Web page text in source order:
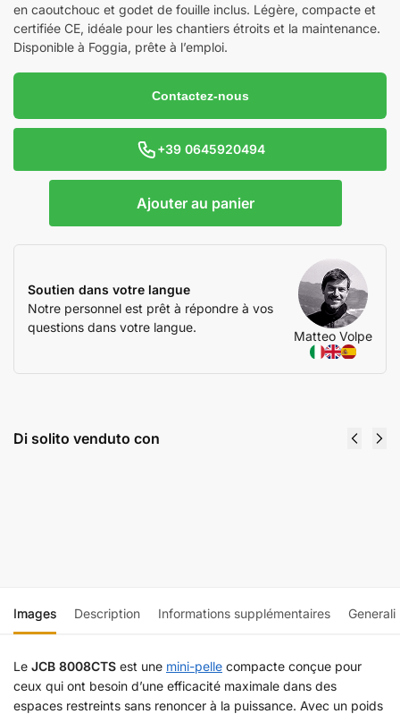
en caoutchouc et godet de fouille inclus. Légère, compacte et
certifiée CE, idéale pour les chantiers étroits et la maintenance.
Disponible à Foggia, prête à l’emploi.
Contactez-nous
+39 0645920494
Ajouter au panier
Soutien dans votre langue
Notre personnel est prêt à répondre à vos
questions dans votre langue.
Matteo Volpe
Di solito venduto con
Images Description Informations supplémentaires Generali
Le JCB 8008CTS est une mini-pelle compacte conçue pour
ceux qui ont besoin d’une efficacité maximale dans des
espaces restreints sans renoncer à la puissance. Avec un poids